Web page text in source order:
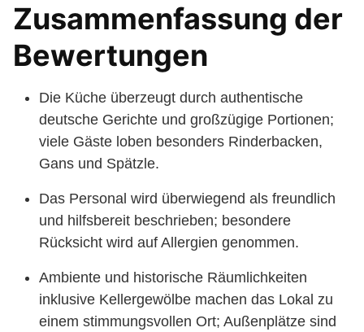
Zusammenfassung der
Bewertungen
Die Küche überzeugt durch authentische
deutsche Gerichte und großzügige Portionen;
viele Gäste loben besonders Rinderbacken,
Gans und Spätzle.
Das Personal wird überwiegend als freundlich
und hilfsbereit beschrieben; besondere
Rücksicht wird auf Allergien genommen.
Ambiente und historische Räumlichkeiten
inklusive Kellergewölbe machen das Lokal zu
einem stimmungsvollen Ort; Außenplätze sind